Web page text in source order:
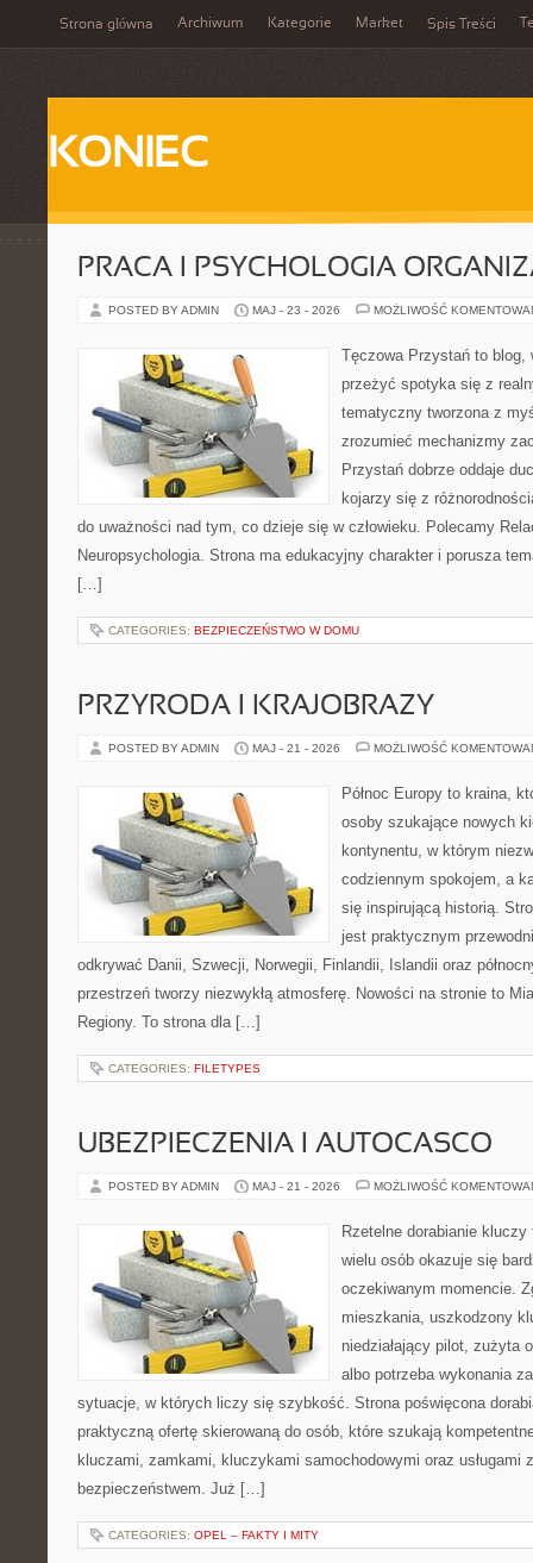
Strona główna Archiwum Kategorie Market Spis Treści
KONIEC
PRACA I PSYCHOLOGIA
POSTED BY ADMIN MAJ - 23 - 2026 MOŻLIWOŚĆ
Tęczowa Przystań to
przeżyć spotyka się z
tematyczny tworzona z
zrozumieć mechanizmy
Przystań dobrze oddaje
kojarzy się z
do uważności nad tym, co dzieje się w człowieku. Polecamy
Neuropsychologia. Strona ma edukacyjny charakter i porusza
[…]
CATEGORIES: BEZPIECZEŃSTWO W DOMU
PRZYRODA I KRAJOBRAZY
POSTED BY ADMIN MAJ - 21 - 2026 MOŻLIWOŚĆ
Północ Europy to kraina,
osoby szukające nowych
kontynentu, w którym
codziennym spokojem, a
się inspirującą historią.
jest praktycznym
odkrywać Danii, Szwecji, Norwegii, Finlandii, Islandii oraz
przestrzeń tworzy niezwykłą atmosferę. Nowości na stronie to
Regiony. To strona dla […]
CATEGORIES: FILETYPES
UBEZPIECZENIA I AUTOCASCO
POSTED BY ADMIN MAJ - 21 - 2026 MOŻLIWOŚĆ
Rzetelne dorabianie
wielu osób okazuje się
oczekiwanym momencie.
mieszkania, uszkodzony
niedziałający pilot, zużyta
albo potrzeba wykonania
sytuacje, w których liczy się szybkość. Strona poświęcona
praktyczną ofertę skierowaną do osób, które szukają
kluczami, zamkami, kluczykami samochodowymi oraz usługami
bezpieczeństwem. Już […]
CATEGORIES: OPEL – FAKTY I MITY